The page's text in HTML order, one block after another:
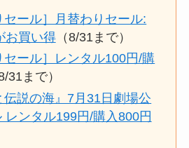
セール］月替わりセール:
お買い得（8/31まで）
セール］レンタル100円/購
31まで）
伝説の海』7月31日劇場公
レンタル199円/購入800円